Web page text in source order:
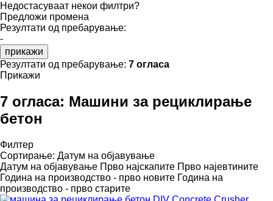
Недостасуваат некои филтри?
Предложи промена
Резултати од пребарување:
-
прикажи
Резултати од пребарување: 7 огласа
Прикажи
7 огласа: Машини за рециклирање
бетон
Филтер
Сортирање: Датум на објавување
Датум на објавување Прво најскапите Прво најевтините
Година на производство - прво новите Година на
производство - прво старите